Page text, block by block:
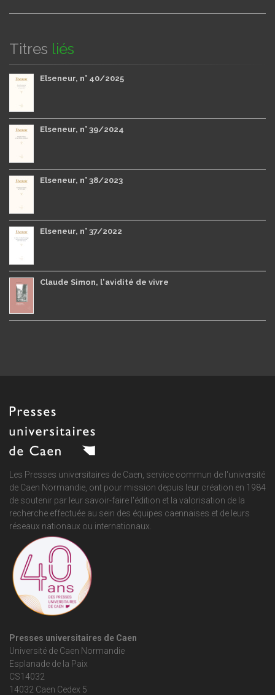
Titres liés
Elseneur, n° 40/2025
Elseneur, n° 39/2024
Elseneur, n° 38/2023
Elseneur, n° 37/2022
Claude Simon, l'avidité de vivre
Les Presses universitaires de Caen, service commun de l'université
de Caen Normandie , ont pour mission depuis leur création en 1984
de soutenir par leur savoir-faire l'édition et la valorisation de la
recherche effectuée au sein des équipes caennaises et de leurs
réseaux nationaux ou internationaux.
Presses universitaires de Caen
Université de Caen Normandie
Esplanade de la Paix
CS14032
14032 Caen Cedex 5